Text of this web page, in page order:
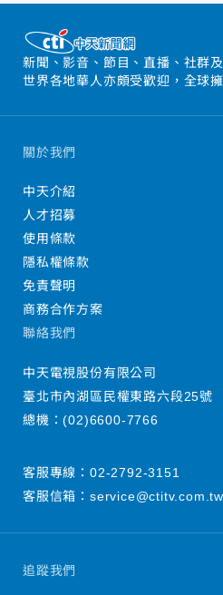
新聞、影音、節目、直播、社群
世界各地華人亦頗受歡迎，全球
追蹤我們
關於我們
中天介紹
人才招募
使用條款
隱私權條款
免責聲明
商務合作方案
聯絡我們
中天電視股份有限公司
臺北市內湖區民權東路六段25號
總機：(02)6600-7766
客服專線： 02-2792-3151
客服信箱： service@ctitv.com.tw